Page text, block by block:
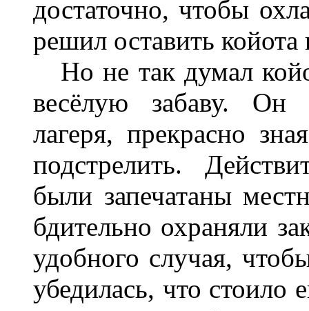
достаточно, чтобы
решил оставить койота
Но не так думал
весёлую забаву. Он
лагеря, прекрасно
подстрелить.
были запечатаны
бдительно охраняли
удобного случая,
убедилась, что стоило